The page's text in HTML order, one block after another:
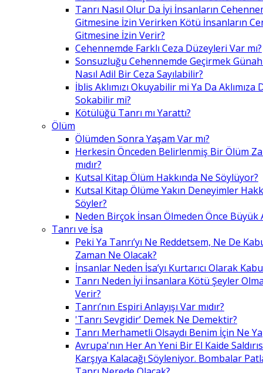
Tanrı Nasıl Olur Da İyi İnsanların
Gitmesine İzin Verirken Kötü İnsanların
Gitmesine İzin Verir?
Cehennemde Farklı Ceza Düzeyleri Var mı?
Sonsuzluğu Cehennemde Geçirmek
Nasıl Adil Bir Ceza Sayılabilir?
İblis Aklımızı Okuyabilir mi Ya Da Aklımıza
Sokabilir mi?
Kötülüğü Tanrı mı Yarattı?
Ölüm
Ölümden Sonra Yaşam Var mı?
Herkesin Önceden Belirlenmiş Bir Ölüm
mıdır?
Kutsal Kitap Ölüm Hakkında Ne Söylüyor?
Kutsal Kitap Ölüme Yakın Deneyimler
Söyler?
Neden Birçok İnsan Ölmeden Önce Büyük
Tanrı ve İsa
Peki Ya Tanrı’yı Ne Reddetsem, Ne De
Zaman Ne Olacak?
İnsanlar Neden İsa’yı Kurtarıcı Olarak
Tanrı Neden İyi İnsanlara Kötü Şeyler
Verir?
Tanrı’nın Espiri Anlayışı Var mıdır?
'Tanrı Sevgidir’ Demek Ne Demektir?
Tanrı Merhametli Olsaydı Benim İçin Ne
Avrupa'nın Her An Yeni Bir El Kaide
Karşıya Kalacağı Söyleniyor. Bombalar